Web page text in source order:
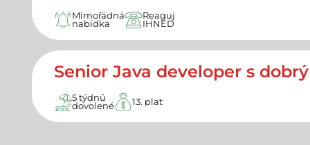
Mimořádná
nabídka
Reaguj
IHNED
Senior Java developer s
5 týdnů
dovolené
13. plat